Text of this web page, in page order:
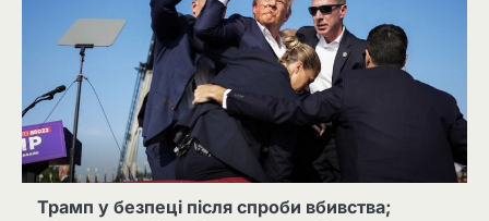
Трамп у безпеці після спроби вбивства;